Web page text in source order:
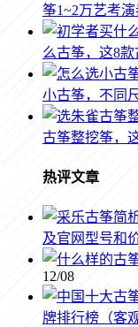
筝1~2万艺考演
么古筝，这8款
小古筝，不同
古筝整挖筝，
热评文章
及官网型号和
12/08
牌排行榜（客观